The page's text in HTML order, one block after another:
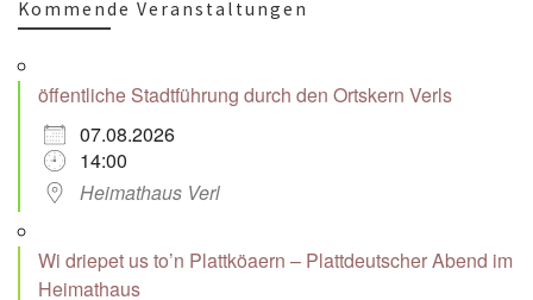
Kommende Veranstaltungen
öffentliche Stadtführung durch den Ortskern Verls
07.08.2026
14:00
Heimathaus Verl
Wi driepet us to’n Plattköaern – Plattdeutscher Abend im
Heimathaus